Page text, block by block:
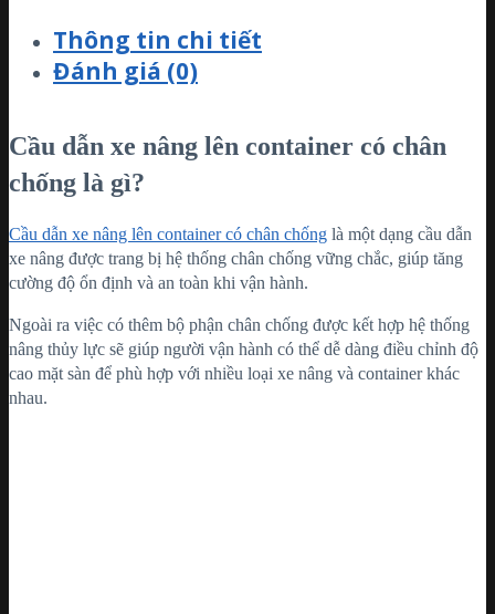
Thông tin chi tiết
Đánh giá (0)
Cầu dẫn xe nâng lên container có chân
chống là gì?
Cầu dẫn xe nâng lên container có chân chống là một dạng cầu dẫn
xe nâng được trang bị hệ thống chân chống vững chắc, giúp tăng
cường độ ổn định và an toàn khi vận hành.
Ngoài ra việc có thêm bộ phận chân chống được kết hợp hệ thống
nâng thủy lực sẽ giúp người vận hành có thể dễ dàng điều chỉnh độ
cao mặt sàn để phù hợp với nhiều loại xe nâng và container khác
nhau.